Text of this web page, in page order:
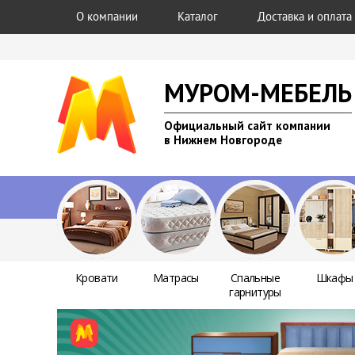
О компании Каталог Доставка и оплата
МУРОМ-МЕБЕЛЬ
Официальный сайт компании
в Нижнем Новгороде
Кровати Матрасы
Спальные
гарнитуры
Шкафы